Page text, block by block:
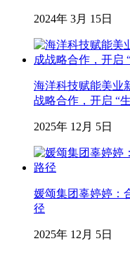
2024年 3月 15日
海洋科技赋能美业
战略合作，开启 “
2025年 12月 5日
媛颂集团辜婷婷：
径
2025年 12月 5日